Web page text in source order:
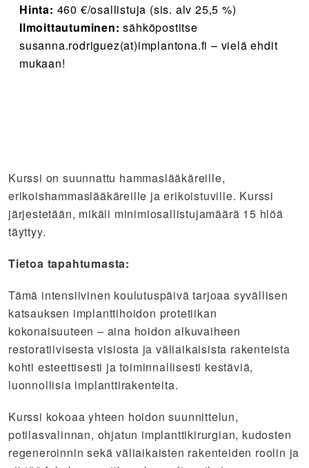
Hinta: 460 €/osallistuja (sis. alv 25,5 %)
Ilmoittautuminen: sähköpostitse
susanna.rodriguez(at)implantona.fi – vielä ehdit
mukaan!
Kurssi on suunnattu hammaslääkäreille,
erikoishammaslääkäreille ja erikoistuville. Kurssi
järjestetään, mikäli minimiosallistujamäärä 15 hlöä
täyttyy.
Tietoa tapahtumasta:
Tämä intensiivinen koulutuspäivä tarjoaa syvällisen
katsauksen implanttihoidon protetiikan
kokonaisuuteen – aina hoidon alkuvaiheen
restoratiivisesta visiosta ja väliaikaisista rakenteista
kohti esteettisesti ja toiminnallisesti kestäviä,
luonnollisia implanttirakenteita.
Kurssi kokoaa yhteen hoidon suunnittelun,
potilasvalinnan, ohjatun implanttikirurgian, kudosten
regeneroinnin sekä väliaikaisten rakenteiden roolin ja